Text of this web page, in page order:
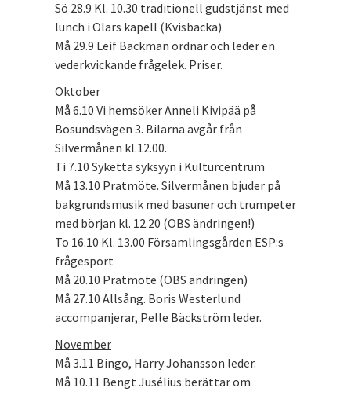
Sö 28.9 Kl. 10.30 traditionell gudstjänst med
lunch i Olars kapell (Kvisbacka)
Må 29.9 Leif Backman ordnar och leder en
vederkvickande frågelek. Priser.
Oktober
Må 6.10 Vi hemsöker Anneli Kivipää på
Bosundsvägen 3. Bilarna avgår från
Silvermånen kl.12.00.
Ti 7.10 Sykettä syksyyn i Kulturcentrum
Må 13.10 Pratmöte. Silvermånen bjuder på
bakgrundsmusik med basuner och trumpeter
med början kl. 12.20 (OBS ändringen!)
To 16.10 Kl. 13.00 Församlingsgården ESP:s
frågesport
Må 20.10 Pratmöte (OBS ändringen)
Må 27.10 Allsång. Boris Westerlund
accompanjerar, Pelle Bäckström leder.
November
Må 3.11 Bingo, Harry Johansson leder.
Må 10.11 Bengt Jusélius berättar om